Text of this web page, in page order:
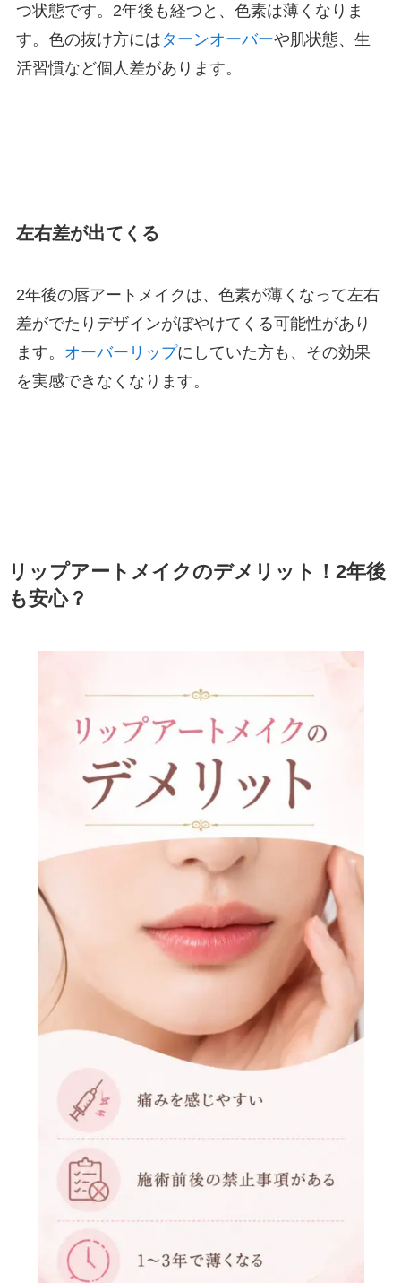
つ状態です。2年後も経つと、色素は薄くなりま
す。色の抜け方にはターンオーバーや肌状態、生
活習慣など個人差があります。
左右差が出てくる
2年後の唇アートメイクは、色素が薄くなって左右
差がでたりデザインがぼやけてくる可能性があり
ます。 オーバーリップにしていた方も、その効果
を実感できなくなります。
リップアートメイクのデメリット！2年後
も安心？